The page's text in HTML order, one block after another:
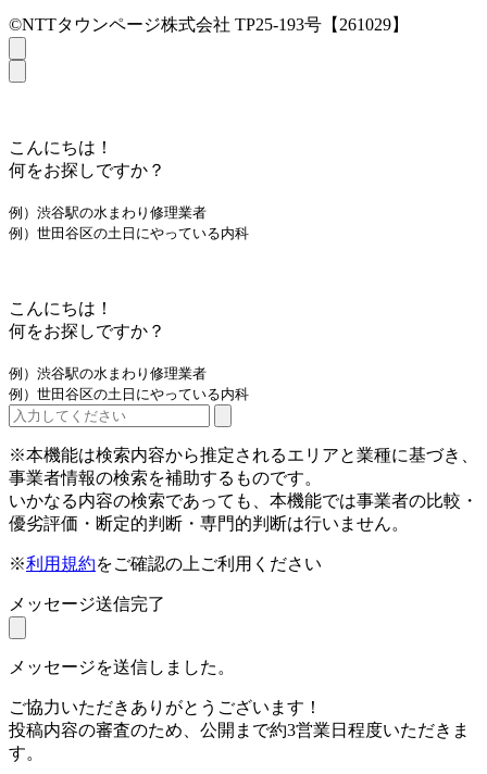
©NTTタウンページ株式会社 TP25-193号【261029】
こんにちは！
何をお探しですか？
例）渋谷駅の水まわり修理業者
例）世田谷区の土日にやっている内科
こんにちは！
何をお探しですか？
例）渋谷駅の水まわり修理業者
例）世田谷区の土日にやっている内科
※本機能は検索内容から推定されるエリアと業種に基づき、
事業者情報の検索を補助するものです。
いかなる内容の検索であっても、本機能では事業者の比較・
優劣評価・断定的判断・専門的判断は行いません。
※利用規約をご確認の上ご利用ください
メッセージ送信完了
メッセージを送信しました。
ご協力いただきありがとうございます！
投稿内容の審査のため、公開まで約3営業日程度いただきま
す。